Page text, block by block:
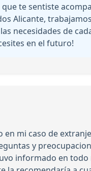
te sentiste
Alicante,
necesidades de
en el futuro!
mi caso de
y
informado en